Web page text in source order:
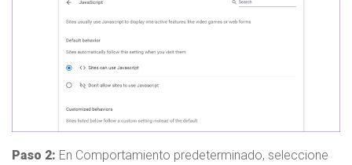
Paso 2: En Comportamiento predeterminado, seleccione